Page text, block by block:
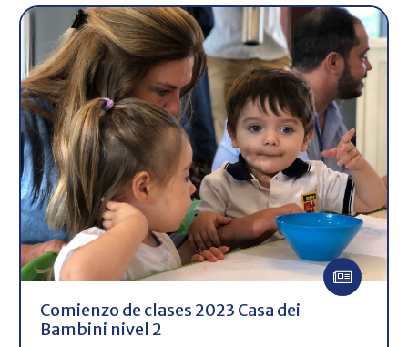
Comienzo de clases 2023 Casa dei
Bambini nivel 2